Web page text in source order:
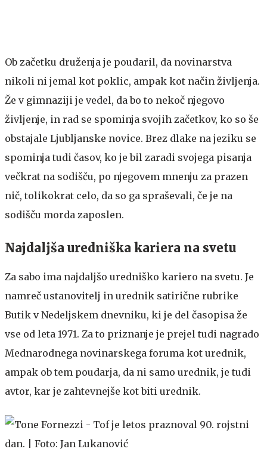
Ob začetku druženja je poudaril, da novinarstva
nikoli ni jemal kot poklic, ampak kot način življenja.
Že v gimnaziji je vedel, da bo to nekoč njegovo
življenje, in rad se spominja svojih začetkov, ko so še
obstajale Ljubljanske novice. Brez dlake na jeziku se
spominja tudi časov, ko je bil zaradi svojega pisanja
večkrat na sodišču, po njegovem mnenju za prazen
nič, tolikokrat celo, da so ga spraševali, če je na
sodišču morda zaposlen.
Najdaljša uredniška kariera na svetu
Za sabo ima najdaljšo uredniško kariero na svetu. Je
namreč ustanovitelj in urednik satirične rubrike
Butik v Nedeljskem dnevniku, ki je del časopisa že
vse od leta 1971. Za to priznanje je prejel tudi nagrado
Mednarodnega novinarskega foruma kot urednik,
ampak ob tem poudarja, da ni samo urednik, je tudi
avtor, kar je zahtevnejše kot biti urednik.